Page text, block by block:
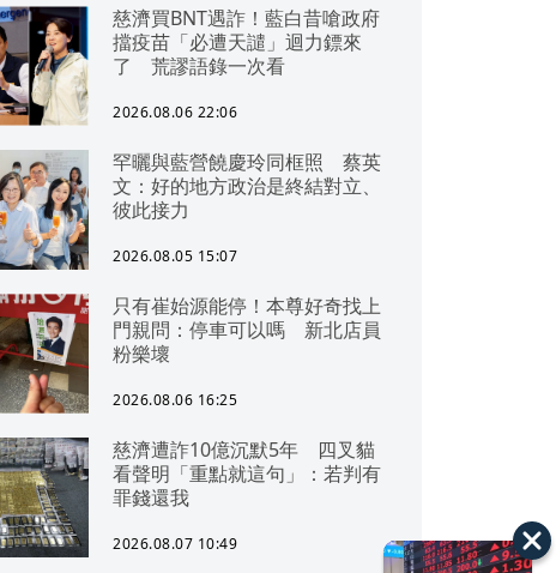
慈濟買BNT遇詐！藍白昔嗆政府
擋疫苗「必遭天譴」迴力鏢來
了 荒謬語錄一次看
2026.08.06 22:06
罕曬與藍營饒慶玲同框照 蔡英
文：好的地方政治是終結對立、
彼此接力
2026.08.05 15:07
只有崔始源能停！本尊好奇找上
門親問：停車可以嗎 新北店員
粉樂壞
2026.08.06 16:25
慈濟遭詐10億沉默5年 四叉貓
看聲明「重點就這句」：若判有
罪錢還我
2026.08.07 10:49